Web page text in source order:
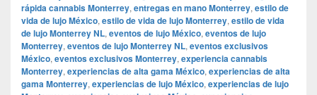
rápida cannabis Monterrey, entregas en mano Monterrey, estilo de
vida de lujo México, estilo de vida de lujo Monterrey, estilo de vida
de lujo Monterrey NL, eventos de lujo México, eventos de lujo
Monterrey, eventos de lujo Monterrey NL, eventos exclusivos
México, eventos exclusivos Monterrey, experiencia cannabis
Monterrey, experiencias de alta gama México, experiencias de alta
gama Monterrey, experiencias de lujo México, experiencias de lujo